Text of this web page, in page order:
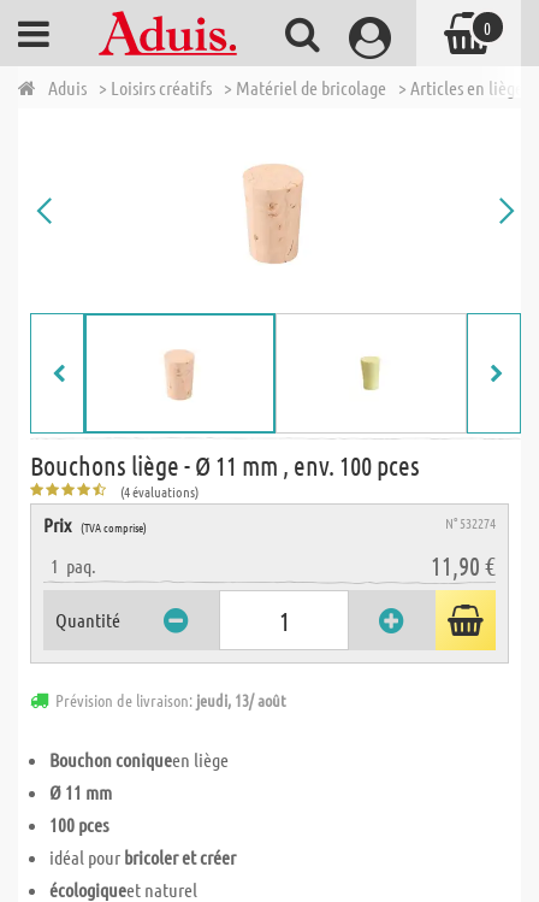
Aduis > Loisirs créatifs > Matériel de bricolage > Articles en liège
Bouchons liège - Ø 11 mm , env. 100 pces
(4 évaluations)
Prix (TVA comprise) N° 532274
1 paq. 11,90 €
Quantité
Prévision de livraison: jeudi, 13/ août
Bouchon coniqueen liège
Ø 11 mm
100 pces
idéal pour bricoler et créer
écologiqueet naturel
0